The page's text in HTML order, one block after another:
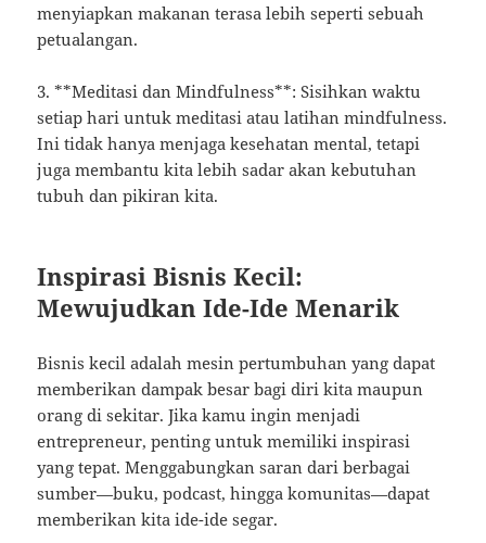
menyiapkan makanan terasa lebih seperti sebuah
petualangan.
3. **Meditasi dan Mindfulness**: Sisihkan waktu
setiap hari untuk meditasi atau latihan mindfulness.
Ini tidak hanya menjaga kesehatan mental, tetapi
juga membantu kita lebih sadar akan kebutuhan
tubuh dan pikiran kita.
Inspirasi Bisnis Kecil:
Mewujudkan Ide-Ide Menarik
Bisnis kecil adalah mesin pertumbuhan yang dapat
memberikan dampak besar bagi diri kita maupun
orang di sekitar. Jika kamu ingin menjadi
entrepreneur, penting untuk memiliki inspirasi
yang tepat. Menggabungkan saran dari berbagai
sumber—buku, podcast, hingga komunitas—dapat
memberikan kita ide-ide segar.